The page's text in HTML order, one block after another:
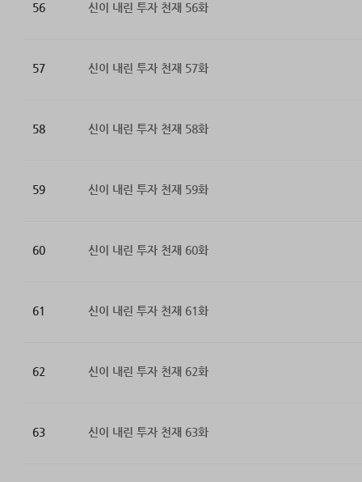
56 신이 내린 투자 천재 56화
57 신이 내린 투자 천재 57화
58 신이 내린 투자 천재 58화
59 신이 내린 투자 천재 59화
60 신이 내린 투자 천재 60화
61 신이 내린 투자 천재 61화
62 신이 내린 투자 천재 62화
63 신이 내린 투자 천재 63화